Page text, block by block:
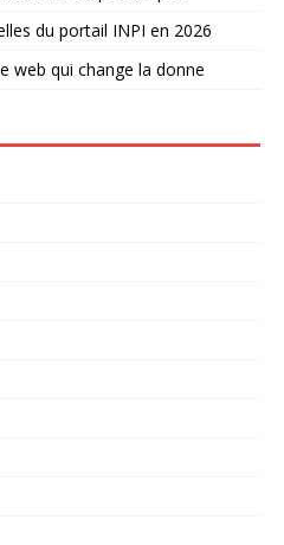
du portail INPI en 2026
web qui change la donne